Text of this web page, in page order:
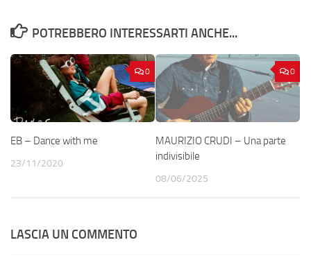
POTREBBERO INTERESSARTI ANCHE...
0
EB – Dance with me
23/11/2020
0
MAURIZIO CRUDI – Una parte
indivisibile
08/06/2025
LASCIA UN COMMENTO